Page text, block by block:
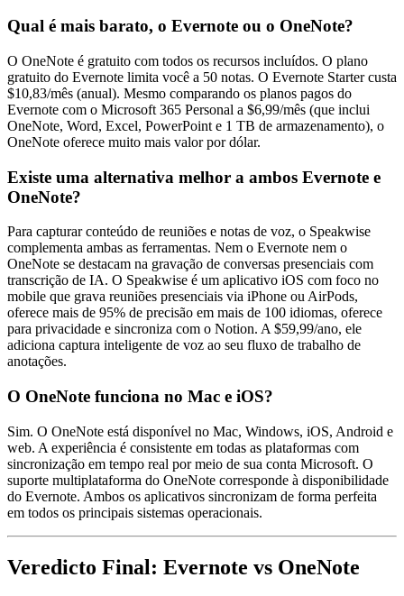
Qual é mais barato, o Evernote ou o OneNote?
O OneNote é gratuito com todos os recursos incluídos. O plano
gratuito do Evernote limita você a 50 notas. O Evernote Starter custa
$10,83/mês (anual). Mesmo comparando os planos pagos do
Evernote com o Microsoft 365 Personal a $6,99/mês (que inclui
OneNote, Word, Excel, PowerPoint e 1 TB de armazenamento), o
OneNote oferece muito mais valor por dólar.
Existe uma alternativa melhor a ambos Evernote e
OneNote?
Para capturar conteúdo de reuniões e notas de voz, o Speakwise
complementa ambas as ferramentas. Nem o Evernote nem o
OneNote se destacam na gravação de conversas presenciais com
transcrição de IA. O Speakwise é um aplicativo iOS com foco no
mobile que grava reuniões presenciais via iPhone ou AirPods,
oferece mais de 95% de precisão em mais de 100 idiomas, oferece
para privacidade e sincroniza com o Notion. A $59,99/ano, ele
adiciona captura inteligente de voz ao seu fluxo de trabalho de
anotações.
O OneNote funciona no Mac e iOS?
Sim. O OneNote está disponível no Mac, Windows, iOS, Android e
web. A experiência é consistente em todas as plataformas com
sincronização em tempo real por meio de sua conta Microsoft. O
suporte multiplataforma do OneNote corresponde à disponibilidade
do Evernote. Ambos os aplicativos sincronizam de forma perfeita
em todos os principais sistemas operacionais.
Veredicto Final: Evernote vs OneNote